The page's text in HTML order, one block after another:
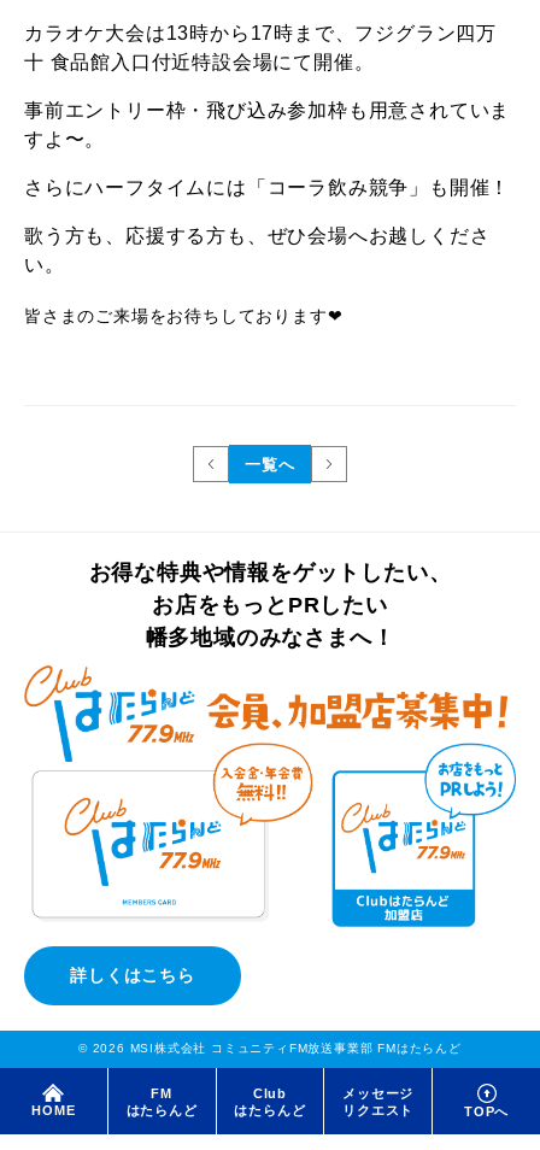
カラオケ大会は13時から17時まで、フジグラン四万
十 食品館入口付近特設会場にて開催。
事前エントリー枠・飛び込み参加枠も用意されていま
すよ〜。
さらにハーフタイムには「コーラ飲み競争」も開催！
歌う方も、応援する方も、ぜひ会場へお越しくださ
い。
皆さまのご来場をお待ちしております❤︎
一覧へ
お得な特典や情報をゲットしたい、
お店をもっとPRしたい
幡多地域のみなさまへ！
詳しくはこちら
© 2026 MSI株式会社 コミュニティFM放送事業部 FMはたらんど
HOME
FM
はたらんど
Club
はたらんど
メッセージ
リクエスト
TOPへ